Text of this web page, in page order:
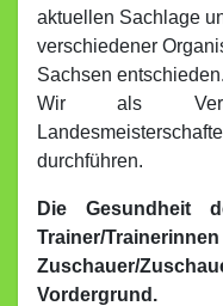
aktuellen Sachlage
verschiedener
Sachsen entschieden.
Wir als
durchführen.
Die Gesundheit
Trainer/
Zuschauer/
Vordergrund.